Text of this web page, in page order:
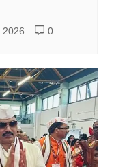
2026 0